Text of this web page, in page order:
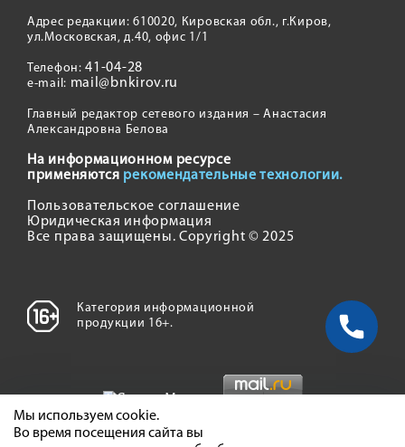
Адрес редакции: 610020, Кировская обл., г.Киров,
ул.Московская, д.40, офис 1/1
Телефон:41-04-28
e-mail: mail@bnkirov.ru
Главный редактор сетевого издания – Анастасия
Александровна Белова
На информационном ресурсе
применяются рекомендательные технологии.
Пользовательское соглашение
Юридическая информация
Все права защищены. Copyright © 2025
Категория информационной
продукции 16+.
Мы используем cookie.
Во время посещения сайта вы